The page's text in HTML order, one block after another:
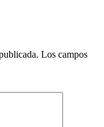
Los campos